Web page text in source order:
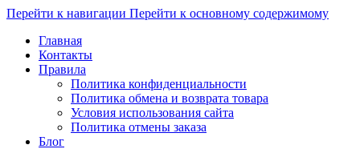
Перейти к навигации Перейти к основному содержимому
Главная
Контакты
Правила
Политика конфиденциальности
Политика обмена и возврата товара
Условия использования сайта
Политика отмены заказа
Блог